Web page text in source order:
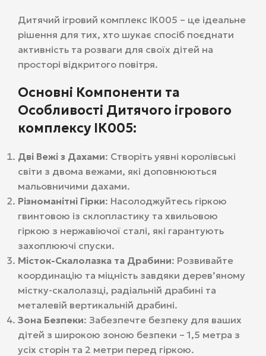
Дитячий ігровий комплекс ІК005 – це ідеальне
рішення для тих, хто шукає спосіб поєднати
активність та розваги для своїх дітей на
просторі відкритого повітря.
Основні Компоненти та
Особливості Дитячого ігрового
комплексу ІК005:
Дві Вежі з Дахами: Створіть уявні королівські
світи з двома вежами, які доповнюються
мальовничими дахами.
Різноманітні Гірки: Насолоджуйтесь гіркою
гвинтовою із склопластику та хвильовою
гіркою з нержавіючої сталі, які гарантують
захоплюючі спуски.
Місток-Скалолазка та Драбини: Розвивайте
координацію та міцність завдяки дерев’яному
містку-скалолазці, радіальній драбині та
металевій вертикальній драбині.
Зона Безпеки: Забезпечте безпеку для ваших
дітей з широкою зоною безпеки – 1,5 метра з
усіх сторін та 2 метри перед гіркою.